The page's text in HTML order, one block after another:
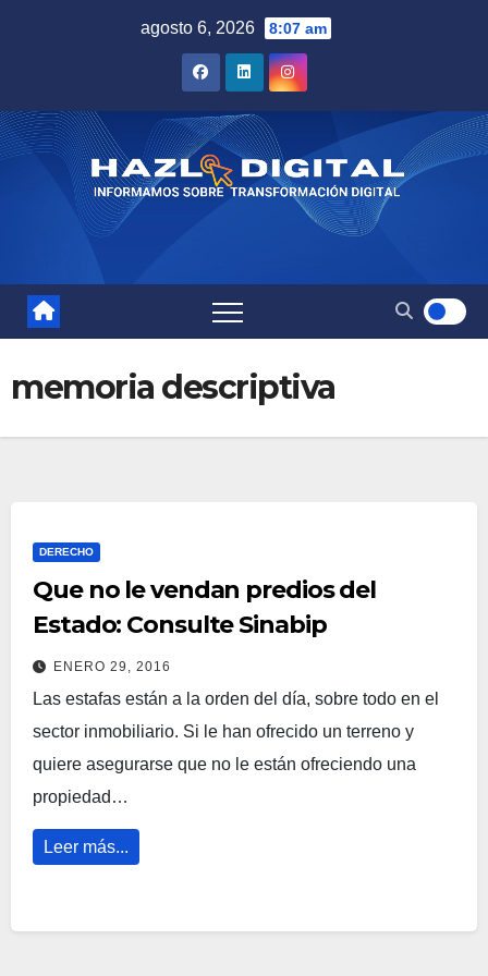
agosto 6, 2026 8:07 am
memoria descriptiva
DERECHO
Que no le vendan predios del
Estado: Consulte Sinabip
ENERO 29, 2016
Las estafas están a la orden del día, sobre todo en el
sector inmobiliario. Si le han ofrecido un terreno y
quiere asegurarse que no le están ofreciendo una
propiedad…
Leer más...